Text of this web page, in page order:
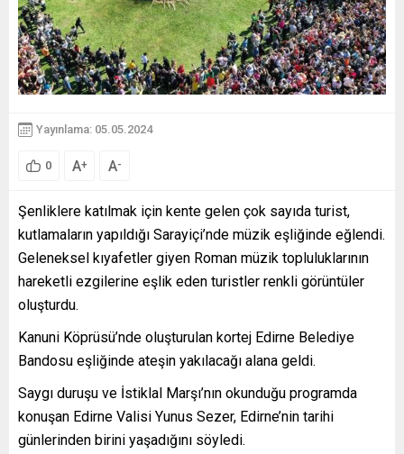
Yayınlama: 05.05.2024
0 A+ A-
Şenliklere katılmak için kente gelen çok sayıda turist,
kutlamaların yapıldığı Sarayiçi’nde müzik eşliğinde eğlendi.
Geleneksel kıyafetler giyen Roman müzik topluluklarının
hareketli ezgilerine eşlik eden turistler renkli görüntüler
oluşturdu.
Kanuni Köprüsü’nde oluşturulan kortej Edirne Belediye
Bandosu eşliğinde ateşin yakılacağı alana geldi.
Saygı duruşu ve İstiklal Marşı’nın okunduğu programda
konuşan Edirne Valisi Yunus Sezer, Edirne’nin tarihi
günlerinden birini yaşadığını söyledi.